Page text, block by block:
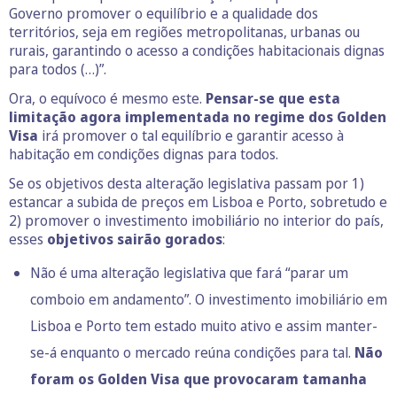
Governo promover o equilíbrio e a qualidade dos
territórios, seja em regiões metropolitanas, urbanas ou
rurais, garantindo o acesso a condições habitacionais dignas
para todos (…)”.
Ora, o equívoco é mesmo este. Pensar-se que esta
limitação agora implementada no regime dos Golden
Visa irá promover o tal equilíbrio e garantir acesso à
habitação em condições dignas para todos.
Se os objetivos desta alteração legislativa passam por 1)
estancar a subida de preços em Lisboa e Porto, sobretudo e
2) promover o investimento imobiliário no interior do país,
esses objetivos sairão gorados:
Não é uma alteração legislativa que fará “parar um
comboio em andamento”. O investimento imobiliário em
Lisboa e Porto tem estado muito ativo e assim manter-
se-á enquanto o mercado reúna condições para tal. Não
foram os Golden Visa que provocaram tamanha